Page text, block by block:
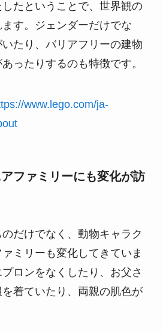
たということで、世界観の
す。ジェンダーだけでな
たり、バリアフリーの建物
ったりするのも特徴です。
www.lego.com/ja-
ファミリーにも変化が訪
だけでなく、動物キャラク
ミリーも変化してきていま
ロンをなくしたり、お父さ
着ていたり、両親の肌色が